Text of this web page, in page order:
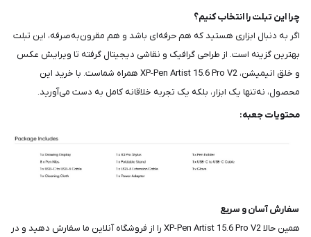
چرا این تبلت را انتخاب کنیم؟
اگر به دنبال ابزاری هستید که هم حرفه‌ای باشد و هم مقرون‌به‌صرفه، این تبلت
بهترین گزینه است. از طراحی گرافیک و نقاشی دیجیتال گرفته تا ویرایش عکس
و خلق انیمیشن، XP-Pen Artist 15.6 Pro V2 همراه شماست. با خرید این
محصول، نه‌تنها یک ابزار، بلکه یک تجربه خلاقانه کامل به دست می‌آورید.
محتویات جعبه:
سفارش آسان و سریع
همین حالا XP-Pen Artist 15.6 Pro V2 را از فروشگاه آنلاین ما سفارش دهید و در